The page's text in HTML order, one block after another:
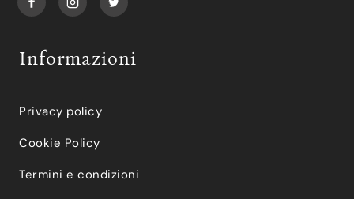
Informazioni
Privacy policy
Cookie Policy
Termini e condizioni